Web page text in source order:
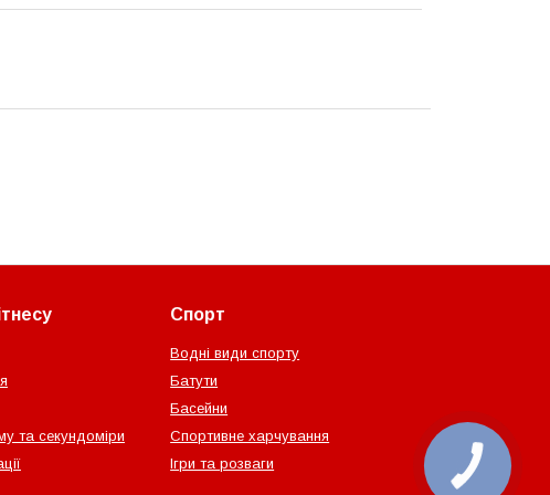
та секундоміри
Спорт
Водні види спорту
Батути
Басейни
Спортивне харчування
Ігри та розваги